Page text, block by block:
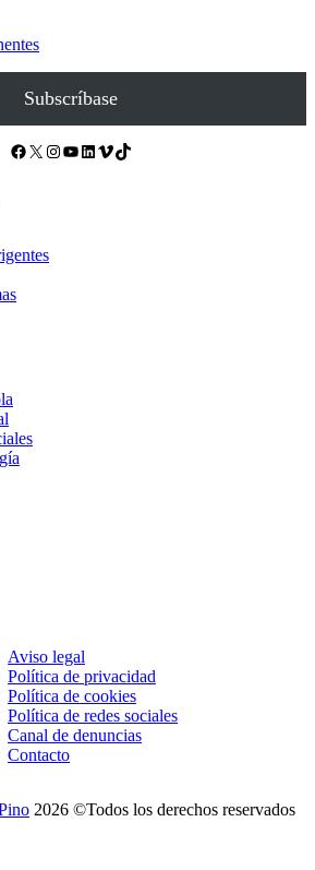
Subscríbase
Facebook X Instagram YouTube LinkedIn Vimeo TikTok
Aviso legal
Política de privacidad
Política de cookies
Política de redes sociales
Canal de denuncias
Contacto
2026 ©Todos los derechos reservados